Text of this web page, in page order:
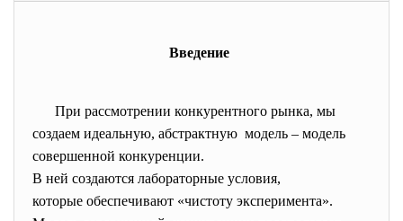
Введение
При рассмотрении конкурентного рынка, мы
создаем идеальную, абстрактную модель – модель
совершенной конкуренции.
В ней создаются лабораторные условия,
которые обеспечивают «чистоту эксперимента».